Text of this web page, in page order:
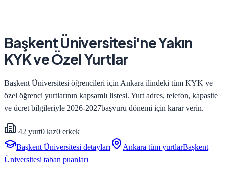
Başkent Üniversitesi'ne Yakın
KYK ve Özel Yurtlar
Başkent Üniversitesi öğrencileri için Ankara ilindeki tüm KYK ve
özel öğrenci yurtlarının kapsamlı listesi. Yurt adres, telefon, kapasite
ve ücret bilgileriyle 2026-2027başvuru dönemi için karar verin.
42 yurt0 kız0 erkek
Başkent Üniversitesi detayları Ankara tüm yurtlarBaşkent
Üniversitesi taban puanları